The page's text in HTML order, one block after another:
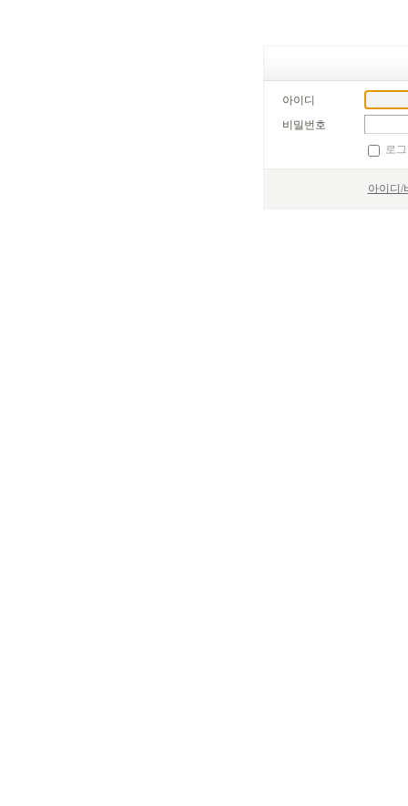
아이디
비밀번호
로
아이디/